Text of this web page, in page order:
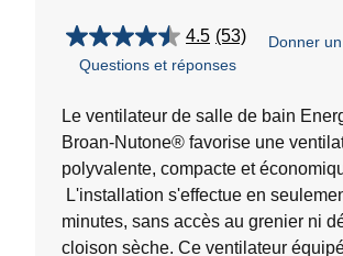
4.5 (53)
4.5
étoile(s)
5.
évaluations
Donner
Questions et réponses
Le ventilateur de salle de bain
Broan-Nutone® favorise une
polyvalente, compacte et
L'installation s'effectue en
minutes, sans accès au grenier ni
cloison sèche. Ce ventilateur